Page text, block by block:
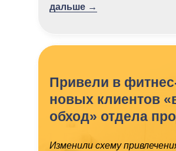
дальше →
Привели в
новых клиентов
обход» отдела
Изменили схему